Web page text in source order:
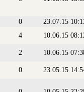
0
23.07.15
4
10.06.15
2
10.06.15
0
23.05.15